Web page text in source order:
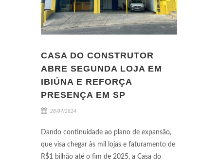
CASA DO CONSTRUTOR
ABRE SEGUNDA LOJA EM
IBIÚNA E REFORÇA
PRESENÇA EM SP
28/07/2024
Dando continuidade ao plano de expansão,
que visa chegar às mil lojas e faturamento de
R$1 bilhão até o fim de 2025, a Casa do